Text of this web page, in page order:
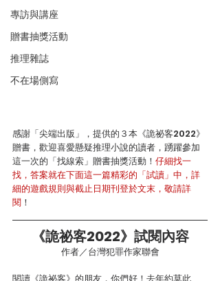
專訪與講座
贈書抽獎活動
推理雜誌
不在場側寫
感謝「尖端出版」，提供的３本《詭祕客2022》
贈書，歡迎喜愛懸疑推理小說的讀者，踴躍參加
這一次的「找線索」贈書抽獎活動！ 仔細找一
找，答案就在下面這一篇精彩的「試讀」中，詳
細的遊戲規則與截止日期刊登於文末，敬請詳
閱 ！
《詭祕客2022》試閱內容
作者／台灣犯罪作家聯會
閱讀《詭祕客》的朋友，你們好！去年約莫此